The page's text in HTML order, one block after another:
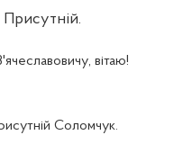
у, вітаю!
Соломчук.